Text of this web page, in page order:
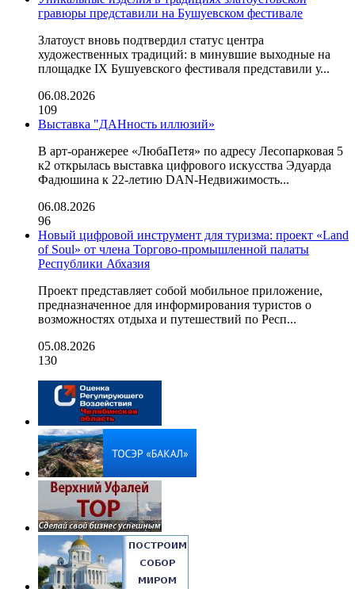
гравюры представили на Бушуевском фестивале
Златоуст вновь подтвердил статус центра
художественных традиций: в минувшие выходные на
площадке IX Бушуевского фестиваля представили у...
06.08.2026
109
Выставка "ДАНность иллюзий»
В арт-оранжерее «ЛюбаПетя» по адресу Лесопарковая 5
к2 открылась выставка цифрового искусства Эдуарда
Фадюшина к 22-летию DAN-Недвижимость...
06.08.2026
96
Новый цифровой инструмент для туризма: проект «Land
of Soul» от члена Торгово-промышленной палаты
Республики Абхазия
Проект представляет собой мобильное приложение,
предназначенное для информирования туристов о
возможностях отдыха и путешествий по Респ...
05.08.2026
130